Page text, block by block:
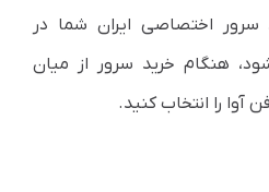
اختصاصی ایران شما در
هنگام خرید سرور از میان
آوا را انتخاب کنید.